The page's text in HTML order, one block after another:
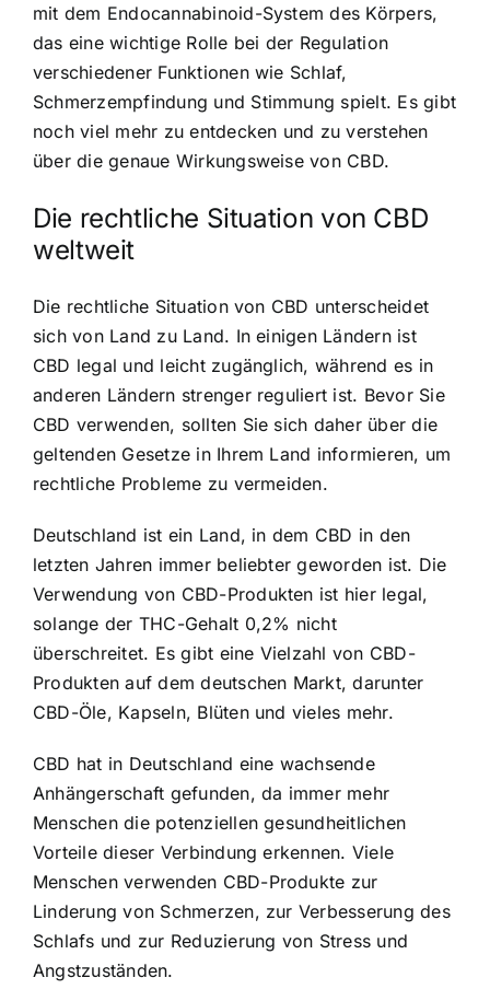
mit dem Endocannabinoid-System des Körpers,
das eine wichtige Rolle bei der Regulation
verschiedener Funktionen wie Schlaf,
Schmerzempfindung und Stimmung spielt. Es gibt
noch viel mehr zu entdecken und zu verstehen
über die genaue Wirkungsweise von CBD.
Die rechtliche Situation von CBD
weltweit
Die rechtliche Situation von CBD unterscheidet
sich von Land zu Land. In einigen Ländern ist
CBD legal und leicht zugänglich, während es in
anderen Ländern strenger reguliert ist. Bevor Sie
CBD verwenden, sollten Sie sich daher über die
geltenden Gesetze in Ihrem Land informieren, um
rechtliche Probleme zu vermeiden.
Deutschland ist ein Land, in dem CBD in den
letzten Jahren immer beliebter geworden ist. Die
Verwendung von CBD-Produkten ist hier legal,
solange der THC-Gehalt 0,2% nicht
überschreitet. Es gibt eine Vielzahl von CBD-
Produkten auf dem deutschen Markt, darunter
CBD-Öle, Kapseln, Blüten und vieles mehr.
CBD hat in Deutschland eine wachsende
Anhängerschaft gefunden, da immer mehr
Menschen die potenziellen gesundheitlichen
Vorteile dieser Verbindung erkennen. Viele
Menschen verwenden CBD-Produkte zur
Linderung von Schmerzen, zur Verbesserung des
Schlafs und zur Reduzierung von Stress und
Angstzuständen.